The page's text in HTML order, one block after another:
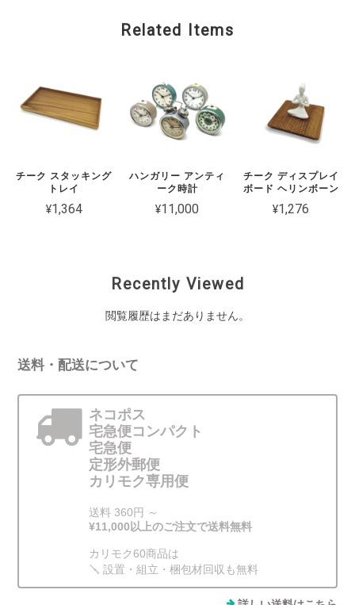
Related Items
チーク スタッキング
トレイ
¥1,364
ハンガリー アンティ
ーク時計
¥11,000
チーク ディスプレイ
ボード ヘリンボーン
¥1,276
Recently Viewed
閲覧履歴はまだありません。
送料・配送について
ネコポス
宅急便コンパクト
宅急便
定形外郵便
カリモク専用便
送料 360円 ～
¥11,000以上のご注文で送料無料
カリモク60商品は
🪛 設置・組立・梱包材回収も無料